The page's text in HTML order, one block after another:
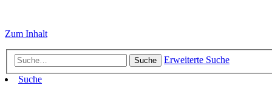
Zum Inhalt
Suche
Erweiterte Suche
Suche